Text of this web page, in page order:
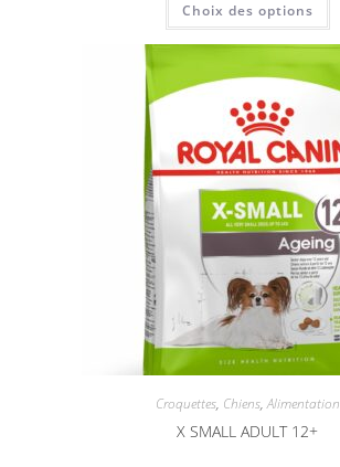
Choix des options
Croquettes, Chiens,Alimentation
X SMALL ADULT 12+